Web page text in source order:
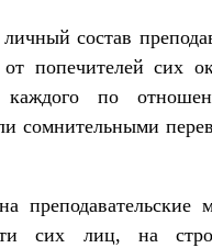
состав
попечителей сих
по
сомнительными
сих лиц, на